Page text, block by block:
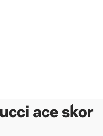
ace skor